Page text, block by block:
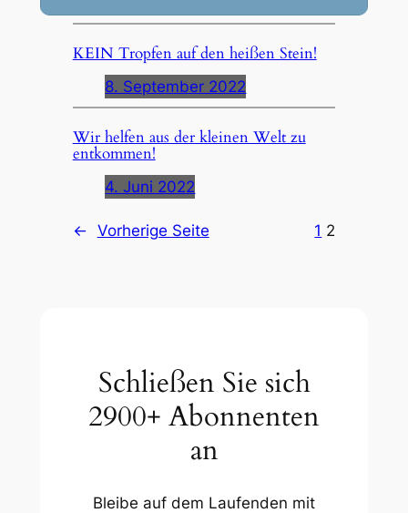
KEIN Tropfen auf den heißen Stein!
8. September 2022
Wir helfen aus der kleinen Welt zu
entkommen!
4. Juni 2022
← Vorherige Seite 1 2
Schließen Sie sich
2900+ Abonnenten
an
Bleibe auf dem Laufenden mit